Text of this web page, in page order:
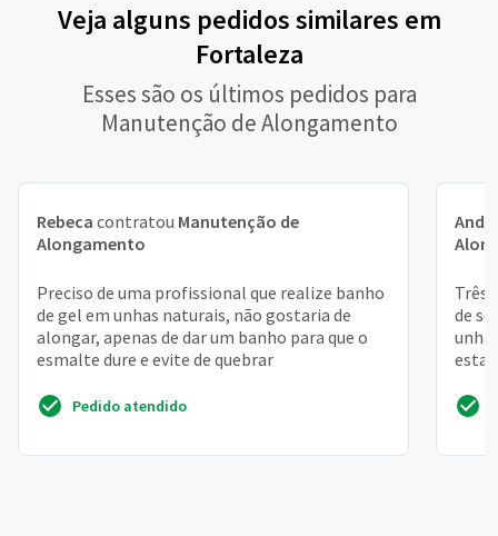
Veja alguns pedidos similares em
Fortaleza
Esses são os últimos pedidos para
Manutenção de Alongamento
Rebeca contratou Manutenção de
Alongamento
Preciso de uma profissional que realize banho
de gel em unhas naturais, não gostaria de
alongar, apenas de dar um banho para que o
esmalte dure e evite de quebrar
Pedido atendido
Três
de